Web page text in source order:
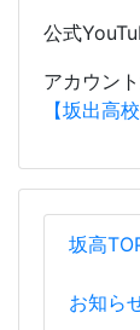
公式
アカウン
【坂出高
坂高
お知ら